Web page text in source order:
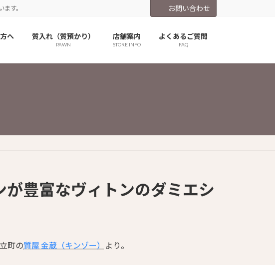
す。 お問い合わせ
へ 質入れ（質預かり）
PAWN
店舗案内
STORE INFO
よくあるご質問
FAQ
が豊富なヴィトンのダミエシ
町の質屋 金蔵（キンゾー） より。